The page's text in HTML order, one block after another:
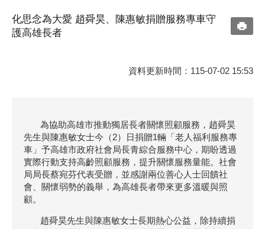
化思念為大愛 趙舜昊、陳惠敏捐贈服務專車守
護高雄長者
資料更新時間：115-07-02 15:53
為協助高雄市推動獨居長者關懷照顧服務，趙舜昊
先生與陳惠敏女士今（2）日捐贈1輛「老人福利服務專
車」予高雄市政府社會局長青綜合服務中心，期盼透過
實際行動支持高齡照顧服務，提升關懷服務量能。社會
局局長蔡宛芬代表受贈，並感謝兩位善心人士回饋社
會、關懷弱勢的義舉，為高雄長者帶來更多溫暖與照
顧。
趙舜昊先生與陳惠敏女士長期熱心公益，除持續捐